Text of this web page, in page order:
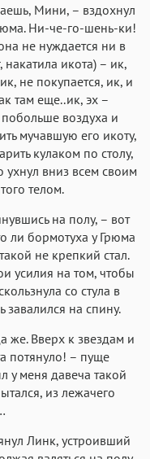
Мини, – вздохнул
Ни-че-го-шень-ки!
не нуждается ни в
икота) – ик,
не покупается, ик, и
там еще..ик, эх –
воздуха и
мучавшую его икоту,
кулаком по столу,
ухнул вниз всем своим
телом.
на полу, – вот
ли бормотуха у Грюма
не крепкий стал.
усилия на том, чтобы
со стула в
на спину.
же. Вверх к звездам и
потянуло! – пуще
у меня давеча такой
из лежачего
Линк, устроивший